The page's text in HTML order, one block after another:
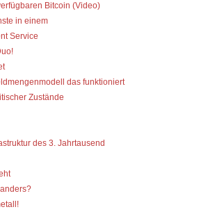
Bitcoin (Video)
in einem
Service
das funktioniert
Zustände
des 3. Jahrtausend